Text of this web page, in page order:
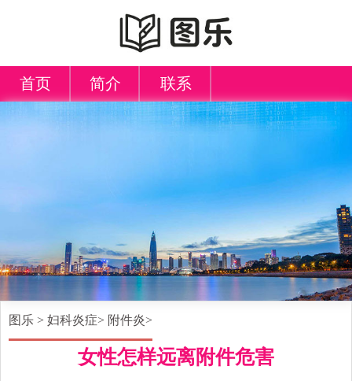
首页 简介 联系
图乐 >妇科炎症> 附件炎>
女性怎样远离附件危害